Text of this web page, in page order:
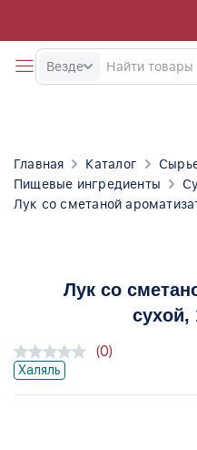
Везде
Главная Каталог
Пищевые ингредиенты
Лук со сметаной
Лук со
сухой,
Халяль
(0)